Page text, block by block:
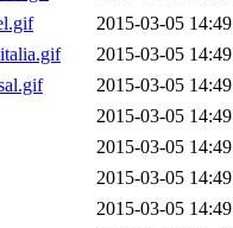
2015-03-05 14:49
2015-03-05 14:49
2015-03-05 14:49
2015-03-05 14:49
2015-03-05 14:49
2015-03-05 14:49
2015-03-05 14:49